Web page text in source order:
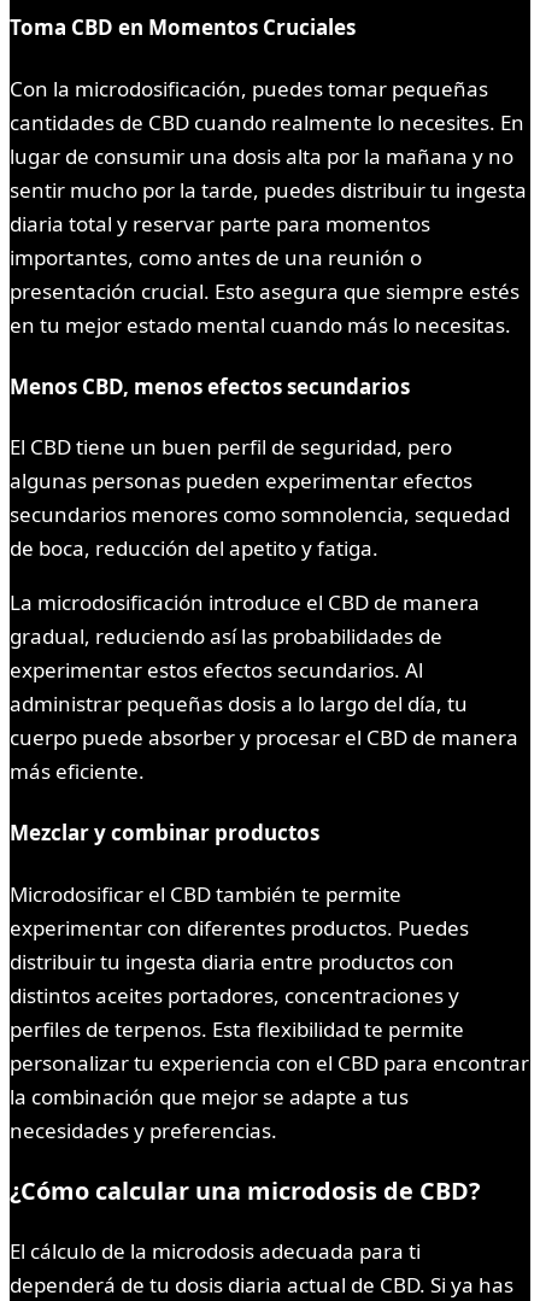
Toma CBD en Momentos Cruciales
Con la microdosificación, puedes tomar pequeñas
cantidades de CBD cuando realmente lo necesites. En
lugar de consumir una dosis alta por la mañana y no
sentir mucho por la tarde, puedes distribuir tu ingesta
diaria total y reservar parte para momentos
importantes, como antes de una reunión o
presentación crucial. Esto asegura que siempre estés
en tu mejor estado mental cuando más lo necesitas.
Menos CBD, menos efectos secundarios
El CBD tiene un buen perfil de seguridad, pero
algunas personas pueden experimentar efectos
secundarios menores como somnolencia, sequedad
de boca, reducción del apetito y fatiga.
La microdosificación introduce el CBD de manera
gradual, reduciendo así las probabilidades de
experimentar estos efectos secundarios. Al
administrar pequeñas dosis a lo largo del día, tu
cuerpo puede absorber y procesar el CBD de manera
más eficiente.
Mezclar y combinar productos
Microdosificar el CBD también te permite
experimentar con diferentes productos. Puedes
distribuir tu ingesta diaria entre productos con
distintos aceites portadores, concentraciones y
perfiles de terpenos. Esta flexibilidad te permite
personalizar tu experiencia con el CBD para encontrar
la combinación que mejor se adapte a tus
necesidades y preferencias.
¿Cómo calcular una microdosis de CBD?
El cálculo de la microdosis adecuada para ti
dependerá de tu dosis diaria actual de CBD. Si ya has